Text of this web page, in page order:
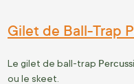
Gilet de Ball-Trap
Le gilet de ball-trap
ou le skeet.